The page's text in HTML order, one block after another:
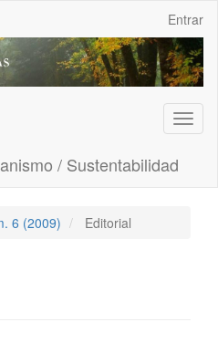
Entrar
/ Sustentabilidad
6 (2009) Editorial